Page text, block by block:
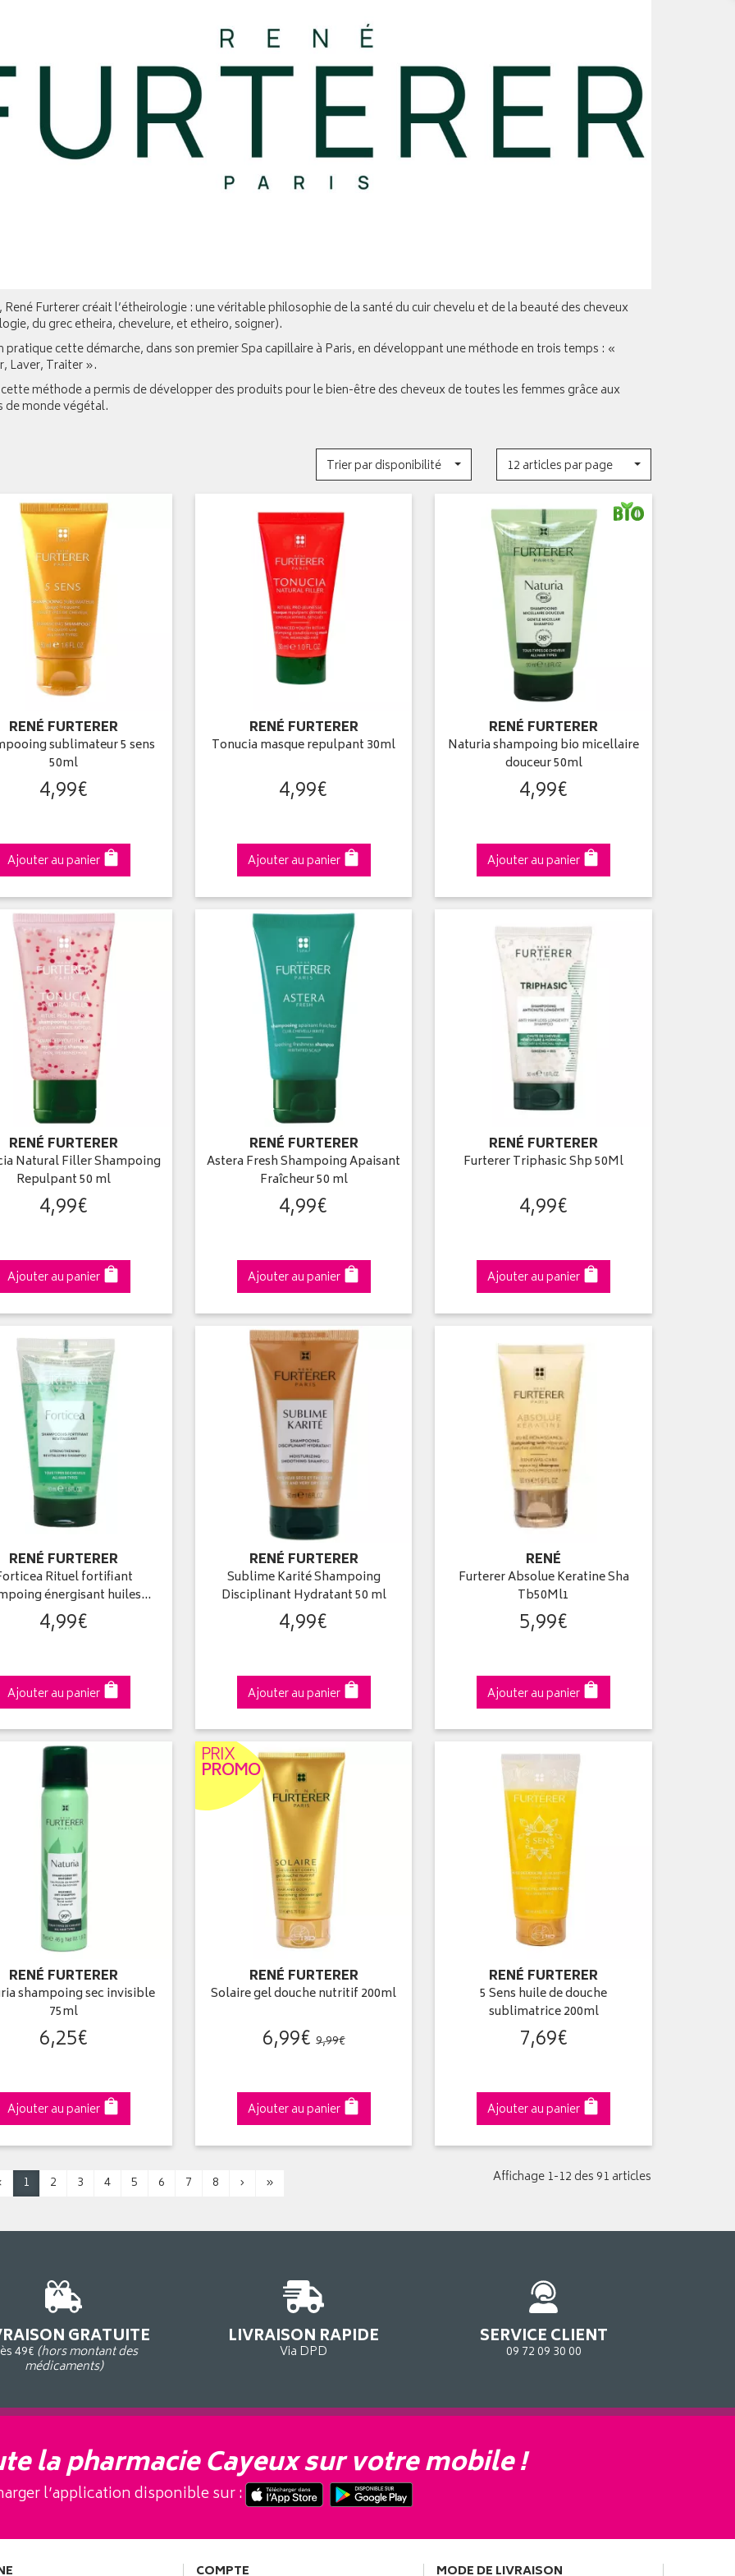
René Furterer créait l’étheirologie : une véritable philosophie de la santé du cuir chevelu et de la beauté des cheveux
du grec etheira, chevelure, et etheiro, soigner).
pratique cette démarche, dans son premier Spa capillaire à Paris, en développant une méthode en trois temps : «
Laver, Traiter ».
méthode a permis de développer des produits pour le bien-être des cheveux de toutes les femmes grâce aux
de monde végétal.
Trier par disponibilité 12 articles par page
RENÉ FURTERER
sublimateur 5 sens
50ml
4,99€
Ajouter au panier
RENÉ FURTERER
Tonucia masque repulpant 30ml
4,99€
Ajouter au panier
RENÉ FURTERER
Naturia shampoing bio micellaire
douceur 50ml
4,99€
Ajouter au panier
RENÉ FURTERER
Natural Filler Shampoing
Repulpant 50 ml
4,99€
Ajouter au panier
RENÉ FURTERER
Astera Fresh Shampoing Apaisant
Fraîcheur 50 ml
4,99€
Ajouter au panier
RENÉ FURTERER
Furterer Triphasic Shp 50Ml
4,99€
Ajouter au panier
RENÉ FURTERER
Rituel fortifiant
énergisant huiles…
4,99€
Ajouter au panier
RENÉ FURTERER
Sublime Karité Shampoing
Disciplinant Hydratant 50 ml
4,99€
Ajouter au panier
RENÉ
Furterer Absolue Keratine Sha
Tb50Ml1
5,99€
Ajouter au panier
RENÉ FURTERER
shampoing sec invisible
75ml
6,25€
Ajouter au panier
PRIX
PROMO
RENÉ FURTERER
Solaire gel douche nutritif 200ml
6,99€ 9,99€
Ajouter au panier
RENÉ FURTERER
5 Sens huile de douche
sublimatrice 200ml
7,69€
Ajouter au panier
1 2 3 4 5 6 7 8 › » Affichage 1-12 des 91 articles
GRATUITE
49€ (hors montant des
médicaments)
LIVRAISON RAPIDE
Via DPD
SERVICE CLIENT
09 72 09 30 00
la pharmacie Cayeux sur votre mobile !
l’application disponible sur :
COMPTE MODE DE LIVRAISON